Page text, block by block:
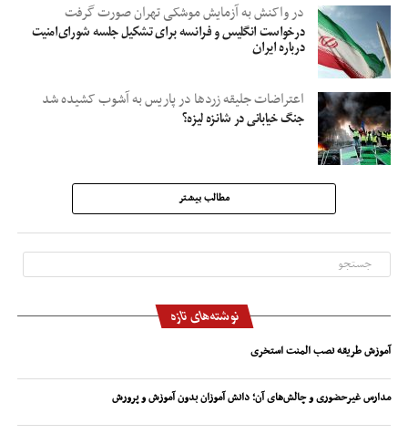
در واکنش به آزمایش موشکی تهران صورت گرفت
درخواست انگلیس و فرانسه برای تشکیل جلسه شورای‌امنیت
درباره ایران
اعتراضات جلیقه زردها در پاریس به آشوب کشیده شد
جنگ خیابانی در شانزه لیزه؟
مطالب بیشتر
نوشته‌های تازه
آموزش طریقه نصب المنت استخری
مدارس غیرحضوری و چالش‌های آن؛ دانش آموزان بدون آموزش و پرورش